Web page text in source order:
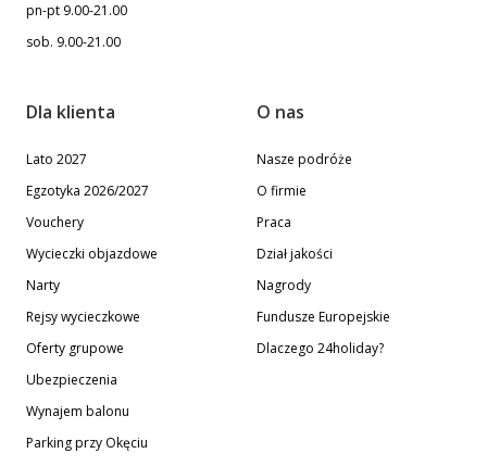
pn-pt 9.00-21.00
sob. 9.00-21.00
Dla klienta
Lato 2027
Egzotyka 2026/2027
Vouchery
Wycieczki objazdowe
Narty
Rejsy wycieczkowe
Oferty grupowe
Ubezpieczenia
Wynajem balonu
Parking przy Okęciu
O nas
Nasze podróże
O firmie
Praca
Dział jakości
Nagrody
Fundusze Europejskie
Dlaczego 24holiday?